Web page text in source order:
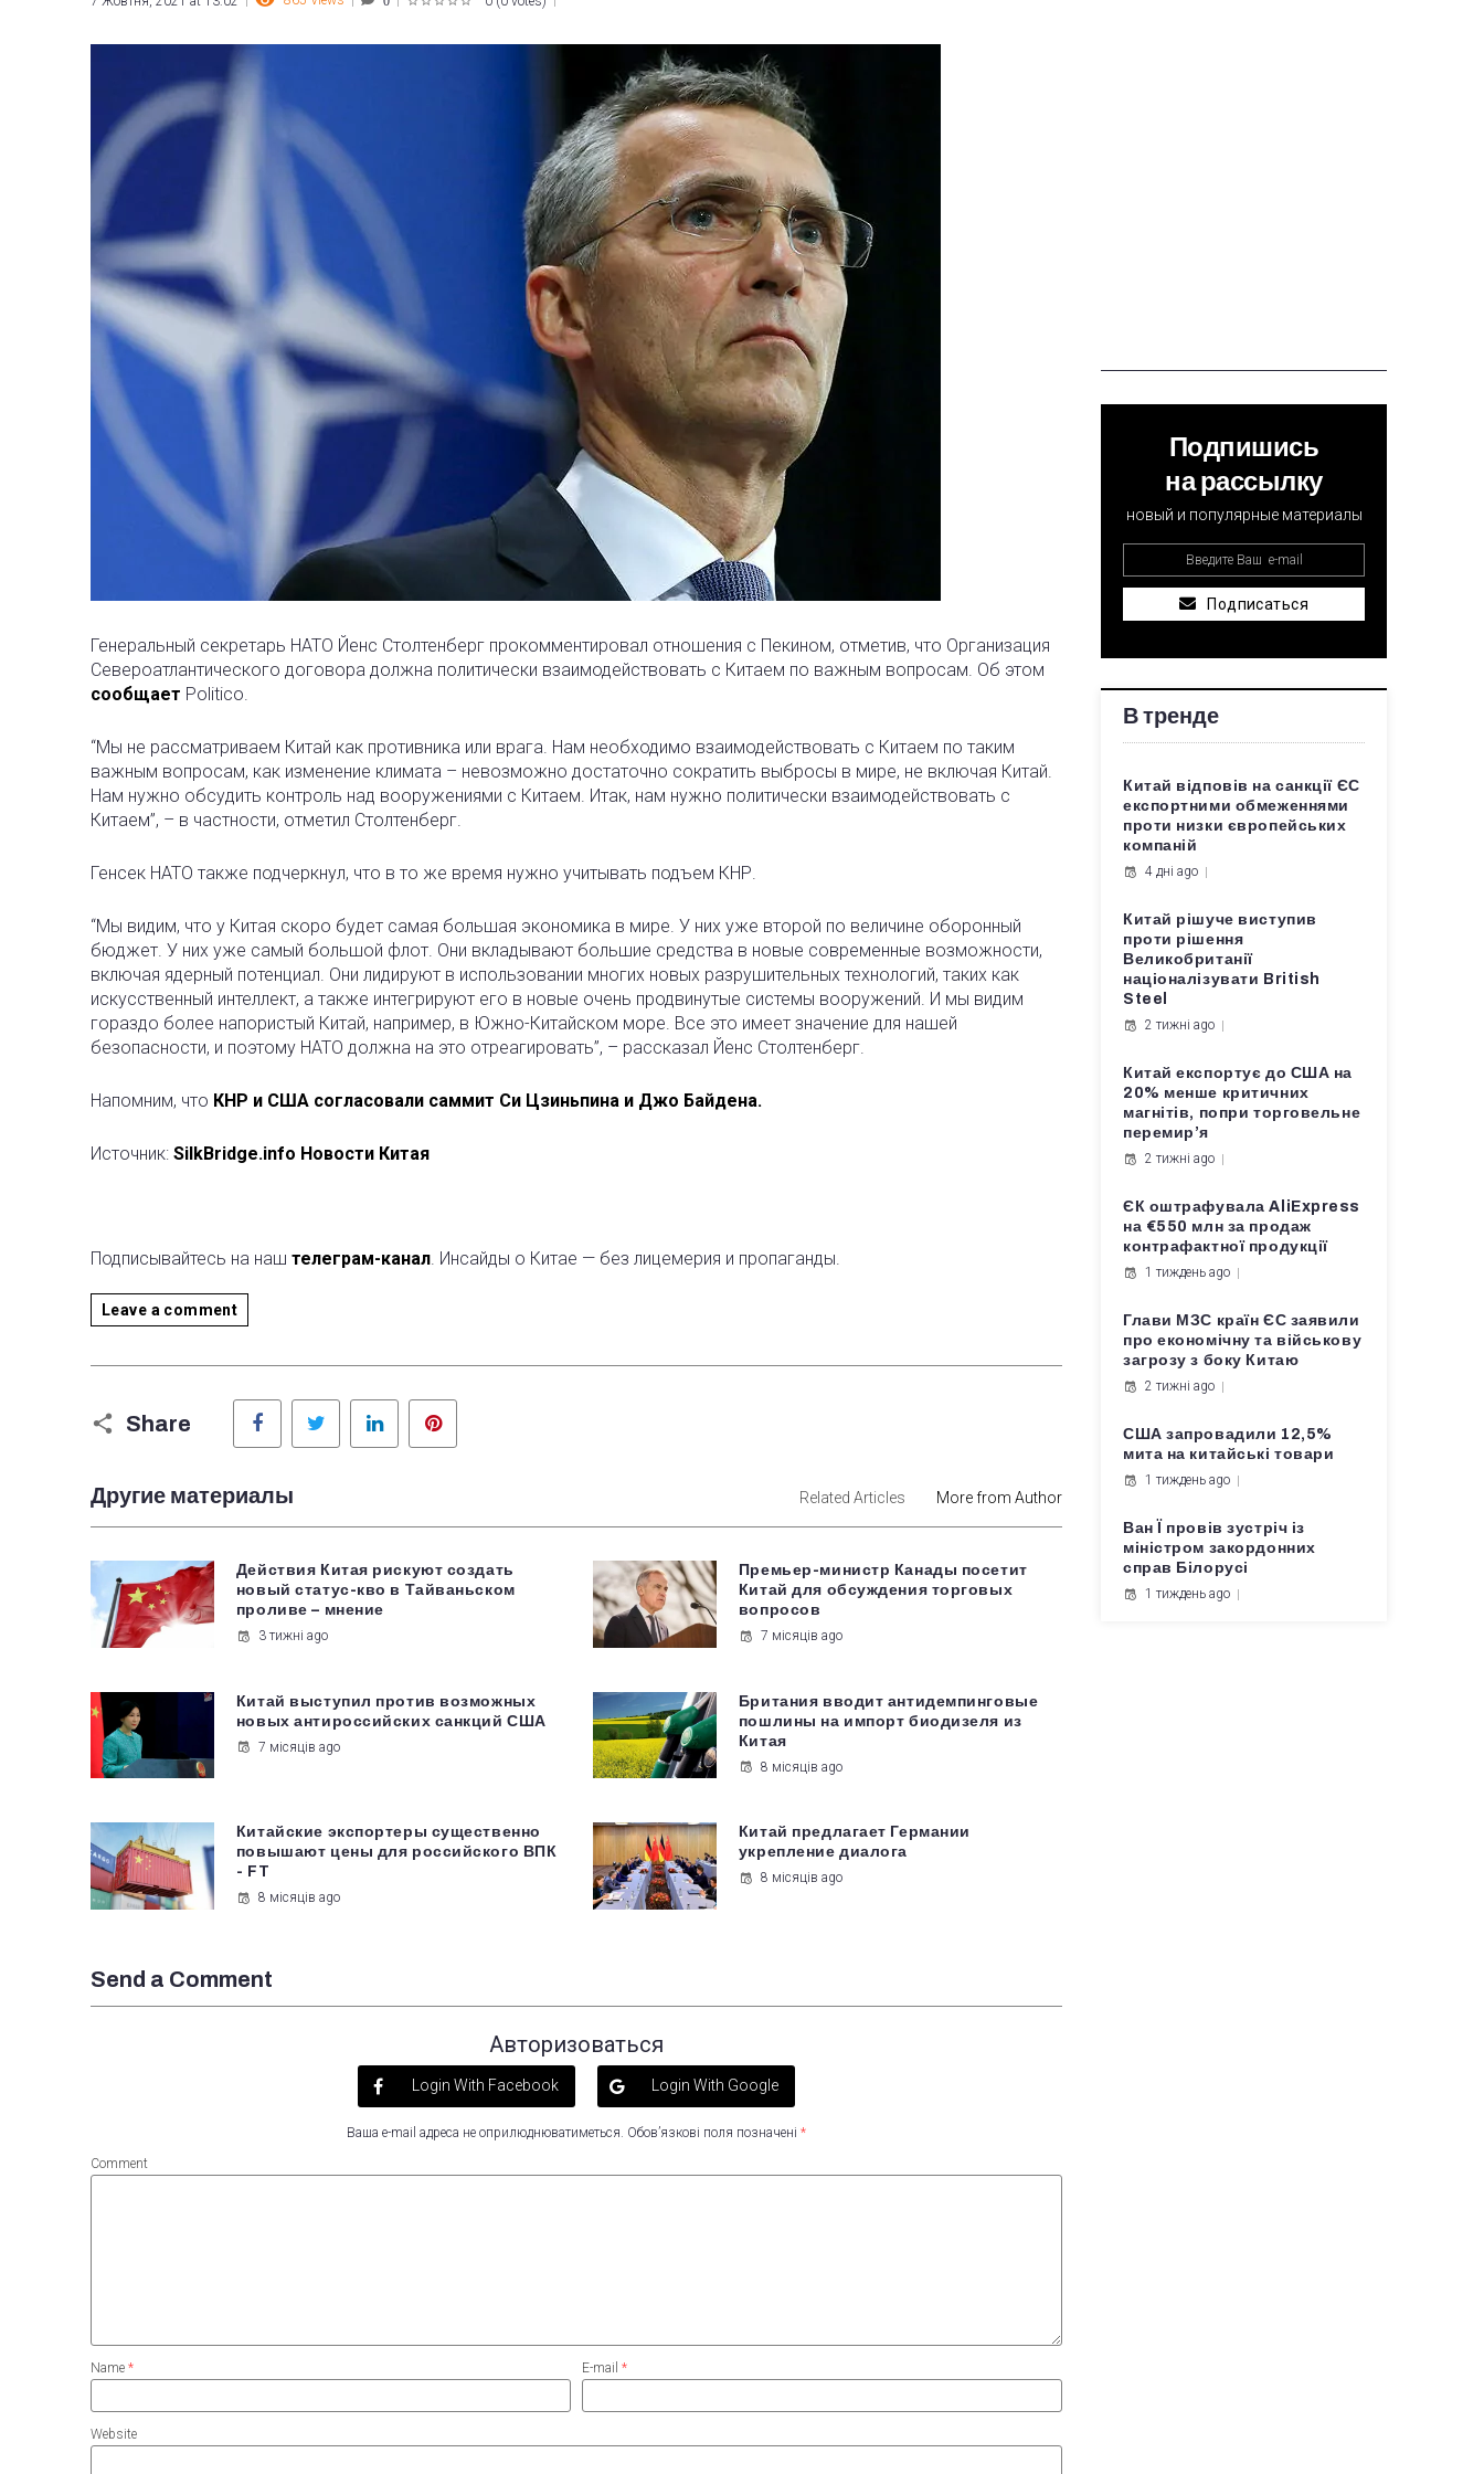
Генеральный секретарь НАТО Йенс Столтенберг прокомментировал отношения с Пекином, отметив, что Организация
Североатлантического договора должна политически взаимодействовать с Китаем по важным вопросам. Об этом
сообщает Politico.
“Мы не рассматриваем Китай как противника или врага. Нам необходимо взаимодействовать с Китаем по таким
важным вопросам, как изменение климата – невозможно достаточно сократить выбросы в мире, не включая Китай.
Нам нужно обсудить контроль над вооружениями с Китаем. Итак, нам нужно политически взаимодействовать с
Китаем”, – в частности, отметил Столтенберг.
Генсек НАТО также подчеркнул, что в то же время нужно учитывать подъем КНР.
“Мы видим, что у Китая скоро будет самая большая экономика в мире. У них уже второй по величине оборонный
бюджет. У них уже самый большой флот. Они вкладывают большие средства в новые современные возможности,
включая ядерный потенциал. Они лидируют в использовании многих новых разрушительных технологий, таких как
искусственный интеллект, а также интегрируют его в новые очень продвинутые системы вооружений. И мы видим
гораздо более напористый Китай, например, в Южно-Китайском море. Все это имеет значение для нашей
безопасности, и поэтому НАТО должна на это отреагировать”, – рассказал Йенс Столтенберг.
Напомним, что КНР и США согласовали саммит Си Цзиньпина и Джо Байдена.
Источник: SilkBridge.info Новости Китая
Подписывайтесь на наш телеграм-канал. Инсайды о Китае — без лицемерия и пропаганды.
Leave a comment
Share
Facebook Twitter LinkedIn
Другие материалы Related Articles More from Author
Действия Китая рискуют создать
новый статус-кво в Тайваньском
проливе – мнение
3 тижні ago
Премьер-министр Канады посетит
Китай для обсуждения торговых
вопросов
7 місяців ago
Китай выступил против возможных
новых антироссийских санкций США
7 місяців ago
Британия вводит антидемпинговые
пошлины на импорт биодизеля из
Китая
8 місяців ago
Китайские экспортеры существенно
повышают цены для российского ВПК
- FT
8 місяців ago
Китай предлагает Германии
укрепление диалога
8 місяців ago
Send a Comment
Авторизоваться
Login With Facebook Login With Google
Ваша e-mail адреса не оприлюднюватиметься. Обов’язкові поля позначені *
Comment
Name * E-mail *
Website
Подпишись
на рассылку
новый и популярные материалы
Подписаться
В тренде
Китай відповів на санкції ЄС
експортними обмеженнями
проти низки європейських
компаній
4 дні ago
Китай рішуче виступив
проти рішення
Великобританії
націоналізувати British
Steel
2 тижні ago
Китай експортує до США на
20% менше критичних
магнітів, попри торговельне
перемир’я
2 тижні ago
ЄК оштрафувала AliExpress
на €550 млн за продаж
контрафактної продукції
1 тиждень ago
Глави МЗС країн ЄС заявили
про економічну та військову
загрозу з боку Китаю
2 тижні ago
США запровадили 12,5%
мита на китайські товари
1 тиждень ago
Ван Ї провів зустріч із
міністром закордонних
справ Білорусі
1 тиждень ago